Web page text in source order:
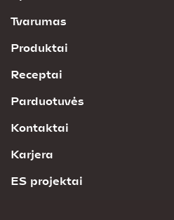
Tvarumas
Produktai
Receptai
Parduotuvės
Kontaktai
Karjera
ES projektai